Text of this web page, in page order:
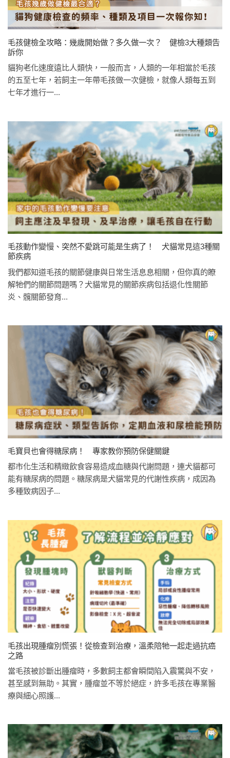
毛孩健檢全攻略：幾歲開始做？多久做一次？ 健檢3大種類告
訴你
貓狗老化速度遠比人類快，一般而言，人類的一年相當於毛孩
的五至七年，若飼主一年帶毛孩做一次健檢，就像人類每五到
七年才進行一...
毛孩動作變慢、突然不愛跳可能是生病了！ 犬貓常見這3種關
節疾病
我們都知道毛孩的關節健康與日常生活息息相關，但你真的瞭
解牠們的關節問題嗎？犬貓常見的關節疾病包括退化性關節
炎、髖關節發育...
毛寶貝也會得糖尿病！ 專家教你預防保健關鍵
都市化生活和精緻飲食容易造成血糖與代謝問題，連犬貓都可
能有糖尿病的問題。糖尿病是犬貓常見的代謝性疾病，成因為
多種致病因子...
毛孩出現腫瘤別慌張！從檢查到治療，溫柔陪牠一起走過抗癌
之路
當毛孩被診斷出腫瘤時，多數飼主都會瞬間陷入震驚與不安，
甚至感到無助。其實，腫瘤並不等於絕症，許多毛孩在專業醫
療與細心照護...